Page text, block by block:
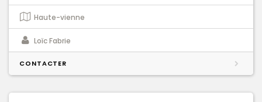
Haute-vienne
Loïc Fabrie
CONTACTER